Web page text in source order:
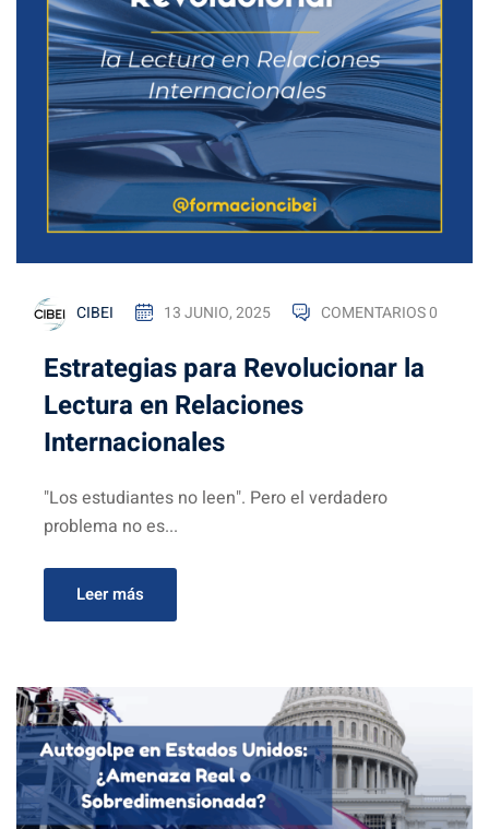
CIBEI 13 JUNIO, 2025 COMENTARIOS 0
Estrategias para Revolucionar la
Lectura en Relaciones
Internacionales
"Los estudiantes no leen". Pero el verdadero
problema no es...
Leer más